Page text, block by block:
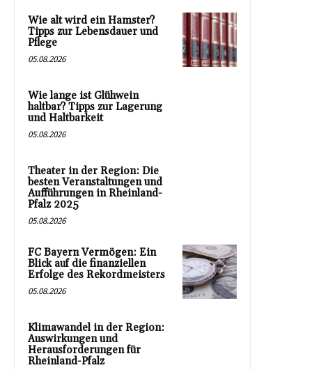
Wie alt wird ein Hamster?
Tipps zur Lebensdauer und
Pflege
05.08.2026
Wie lange ist Glühwein
haltbar? Tipps zur Lagerung
und Haltbarkeit
05.08.2026
Theater in der Region: Die
besten Veranstaltungen und
Aufführungen in Rheinland-
Pfalz 2025
05.08.2026
FC Bayern Vermögen: Ein
Blick auf die finanziellen
Erfolge des Rekordmeisters
05.08.2026
Klimawandel in der Region:
Auswirkungen und
Herausforderungen für
Rheinland-Pfalz